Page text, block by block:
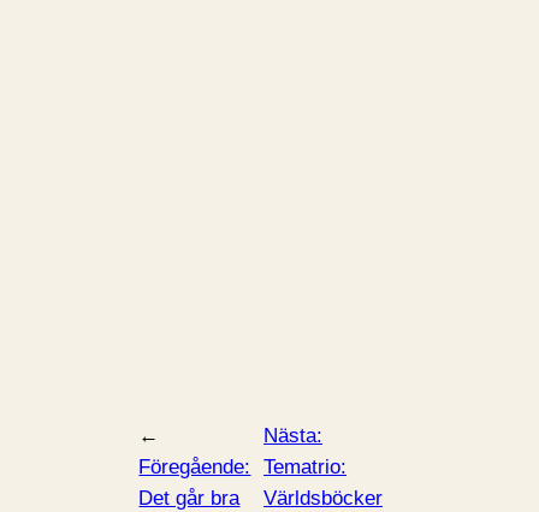
←
Föregående:
Det går bra
Nästa:
Tematrio:
Världsböcker